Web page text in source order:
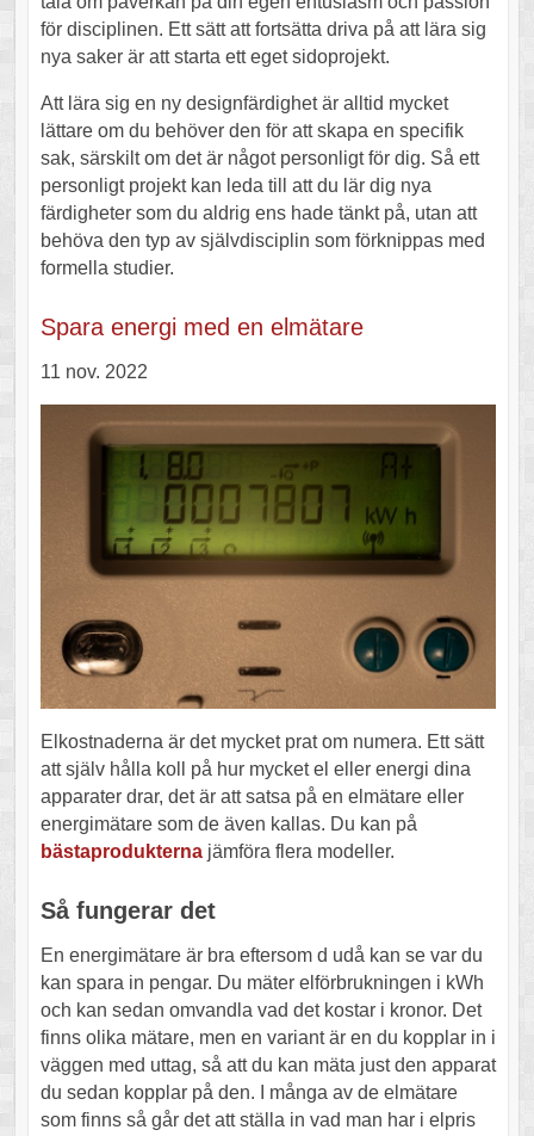
för disciplinen. Ett sätt att fortsätta driva på att lära sig
nya saker är att starta ett eget sidoprojekt.
Att lära sig en ny designfärdighet är alltid mycket
lättare om du behöver den för att skapa en specifik
sak, särskilt om det är något personligt för dig. Så ett
personligt projekt kan leda till att du lär dig nya
färdigheter som du aldrig ens hade tänkt på, utan att
behöva den typ av självdisciplin som förknippas med
formella studier.
Spara energi med en elmätare
11 nov. 2022
Elkostnaderna är det mycket prat om numera. Ett sätt
att själv hålla koll på hur mycket el eller energi dina
apparater drar, det är att satsa på en elmätare eller
energimätare som de även kallas. Du kan på
bästaprodukterna jämföra flera modeller.
Så fungerar det
En energimätare är bra eftersom d udå kan se var du
kan spara in pengar. Du mäter elförbrukningen i kWh
och kan sedan omvandla vad det kostar i kronor. Det
finns olika mätare, men en variant är en du kopplar in i
väggen med uttag, så att du kan mäta just den apparat
du sedan kopplar på den. I många av de elmätare
som finns så går det att ställa in vad man har i elpris